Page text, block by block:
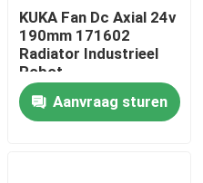
KUKA Fan Dc Axial 24v
190mm 171602
Radiator Industrieel
Robot
Aanvraag sturen